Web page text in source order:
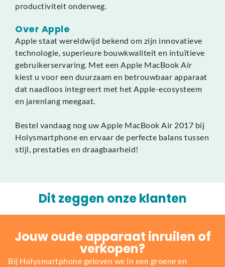
productiviteit onderweg.
Over Apple
Apple staat wereldwijd bekend om zijn innovatieve
technologie, superieure bouwkwaliteit en intuïtieve
gebruikerservaring. Met een Apple MacBook Air
kiest u voor een duurzaam en betrouwbaar apparaat
dat naadloos integreert met het Apple-ecosysteem
en jarenlang meegaat.
Bestel vandaag nog uw Apple MacBook Air 2017 bij
Holysmartphone en ervaar de perfecte balans tussen
stijl, prestaties en draagbaarheid!
Dit zeggen onze klanten
Jouw oude apparaat inruilen of
verkopen?
Bij Holysmartphone geloven we in een groene en